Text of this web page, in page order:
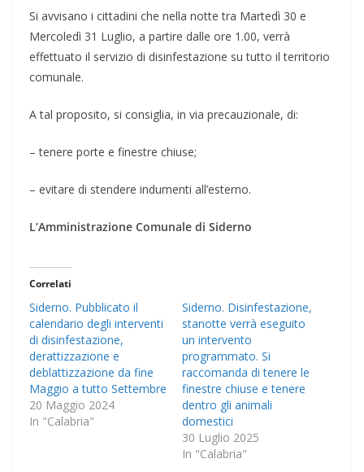
Si avvisano i cittadini che nella notte tra Martedì 30 e
Mercoledì 31 Luglio, a partire dalle ore 1.00, verrà
effettuato il servizio di disinfestazione su tutto il territorio
comunale.
A tal proposito, si consiglia, in via precauzionale, di:
– tenere porte e finestre chiuse;
– evitare di stendere indumenti all’esterno.
L’Amministrazione Comunale di Siderno
Correlati
Siderno. Pubblicato il
calendario degli interventi
di disinfestazione,
derattizzazione e
deblattizzazione da fine
Maggio a tutto Settembre
20 Maggio 2024
In "Calabria"
Siderno. Disinfestazione,
stanotte verrà eseguito
un intervento
programmato. Si
raccomanda di tenere le
finestre chiuse e tenere
dentro gli animali
domestici
30 Luglio 2025
In "Calabria"